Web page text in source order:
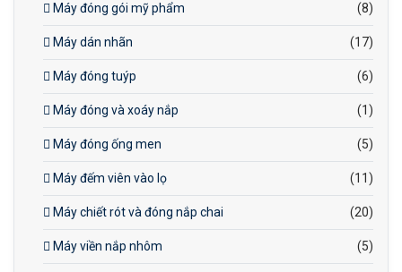
Máy đóng gói mỹ phẩm (8)
Máy dán nhãn (17)
Máy đóng tuýp (6)
Máy đóng và xoáy nắp (1)
Máy đóng ống men (5)
Máy đếm viên vào lọ (11)
Máy chiết rót và đóng nắp chai (20)
Máy viền nắp nhôm (5)